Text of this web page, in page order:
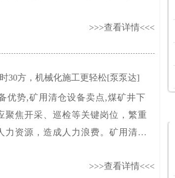
矿清淤机密闭式作业,杜绝洒、滴、
>>>查看详情<<<
30方，机械化施工更轻松[泵泵达]
优势,矿用清仓设备卖点,煤矿井下
聚焦开采、巡检等关键岗位，繁重
资源，造成人力浪费。矿用清仓
调配。矿用清仓设备依托水仓清
>>>查看详情<<<